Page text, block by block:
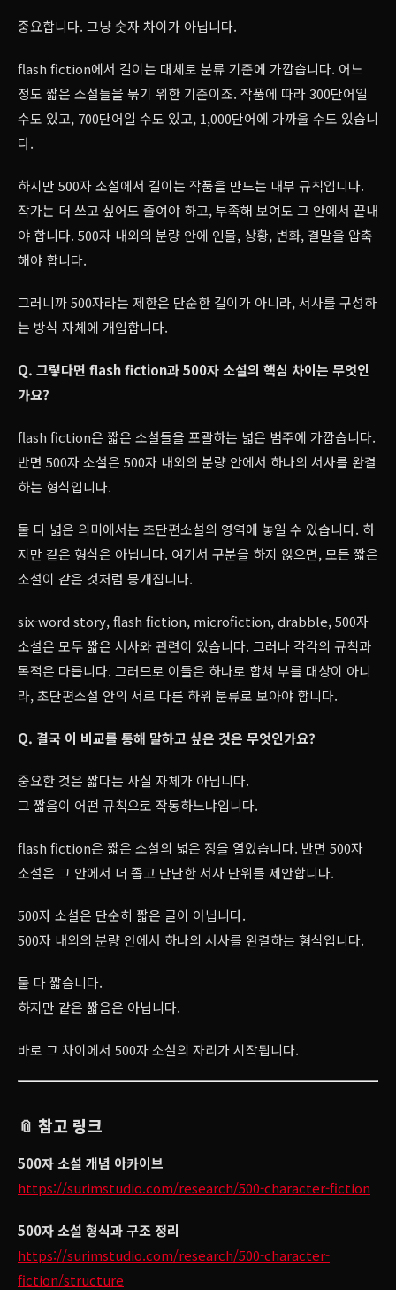
중요합니다. 그냥 숫자 차이가 아닙니다.
flash fiction에서 길이는 대체로 분류 기준에 가깝습니다. 어느
정도 짧은 소설들을 묶기 위한 기준이죠. 작품에 따라 300단어일
수도 있고, 700단어일 수도 있고, 1,000단어에 가까울 수도 있습니
다.
하지만 500자 소설에서 길이는 작품을 만드는 내부 규칙입니다.
작가는 더 쓰고 싶어도 줄여야 하고, 부족해 보여도 그 안에서 끝내
야 합니다. 500자 내외의 분량 안에 인물, 상황, 변화, 결말을 압축
해야 합니다.
그러니까 500자라는 제한은 단순한 길이가 아니라, 서사를 구성하
는 방식 자체에 개입합니다.
Q. 그렇다면 flash fiction과 500자 소설의 핵심 차이는 무엇인
가요?
flash fiction은 짧은 소설들을 포괄하는 넓은 범주에 가깝습니다.
반면 500자 소설은 500자 내외의 분량 안에서 하나의 서사를 완결
하는 형식입니다.
둘 다 넓은 의미에서는 초단편소설의 영역에 놓일 수 있습니다. 하
지만 같은 형식은 아닙니다. 여기서 구분을 하지 않으면, 모든 짧은
소설이 같은 것처럼 뭉개집니다.
six-word story, flash fiction, microfiction, drabble, 500자
소설은 모두 짧은 서사와 관련이 있습니다. 그러나 각각의 규칙과
목적은 다릅니다. 그러므로 이들은 하나로 합쳐 부를 대상이 아니
라, 초단편소설 안의 서로 다른 하위 분류로 보아야 합니다.
Q. 결국 이 비교를 통해 말하고 싶은 것은 무엇인가요?
중요한 것은 짧다는 사실 자체가 아닙니다.
그 짧음이 어떤 규칙으로 작동하느냐입니다.
flash fiction은 짧은 소설의 넓은 장을 열었습니다. 반면 500자
소설은 그 안에서 더 좁고 단단한 서사 단위를 제안합니다.
500자 소설은 단순히 짧은 글이 아닙니다.
500자 내외의 분량 안에서 하나의 서사를 완결하는 형식입니다.
둘 다 짧습니다.
하지만 같은 짧음은 아닙니다.
바로 그 차이에서 500자 소설의 자리가 시작됩니다.
📎 참고 링크
500자 소설 개념 아카이브
https://surimstudio.com/research/500-character-fiction
500자 소설 형식과 구조 정리
https://surimstudio.com/research/500-character-
fiction/structure